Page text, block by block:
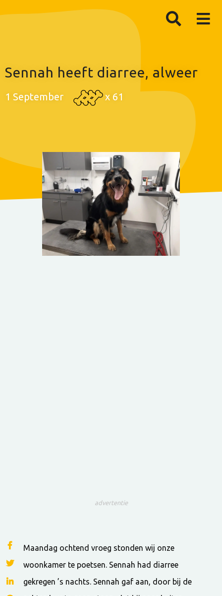
Sennah heeft diarree, alweer
1 September x 61
advertentie
Maandag ochtend vroeg stonden wij onze
woonkamer te poetsen. Sennah had diarree
gekregen ’s nachts. Sennah gaf aan, door bij de